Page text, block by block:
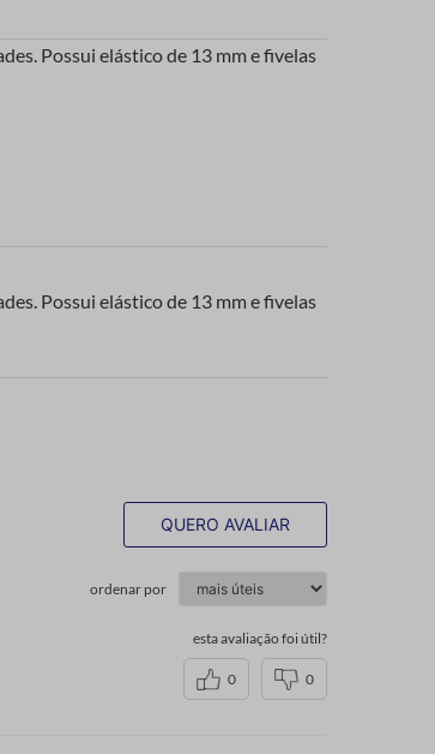
Possui elástico de 13 mm e fivelas
Possui elástico de 13 mm e fivelas
QUERO AVALIAR
ordenar por
esta avaliação foi útil?
0 0